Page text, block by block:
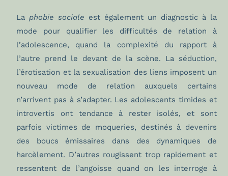
Laphobie sociale est également un diagnostic à la
mode pour qualifier les difficultés de relation à
l’adolescence, quand la complexité du rapport à
l’autre prend le devant de la scène. La séduction,
l’érotisation et la sexualisation des liens imposent un
nouveau mode de relation auxquels certains
n’arrivent pas à s’adapter. Les adolescents timides et
introvertis ont tendance à rester isolés, et sont
parfois victimes de moqueries, destinés à devenirs
des boucs émissaires dans des dynamiques de
harcèlement. D’autres rougissent trop rapidement et
ressentent de l’angoisse quand on les interroge à